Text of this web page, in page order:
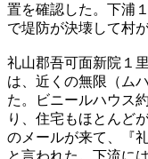
置を確認した。下浦
で堤防が決壊して村
礼山郡吾可面新院１
は、近くの無限（ム
た。ビニールハウス
り、住宅もほとんど
のメールが来て、『